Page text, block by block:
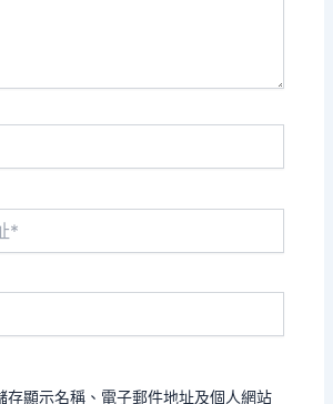
存顯示名稱、電子郵件地址及個人網站